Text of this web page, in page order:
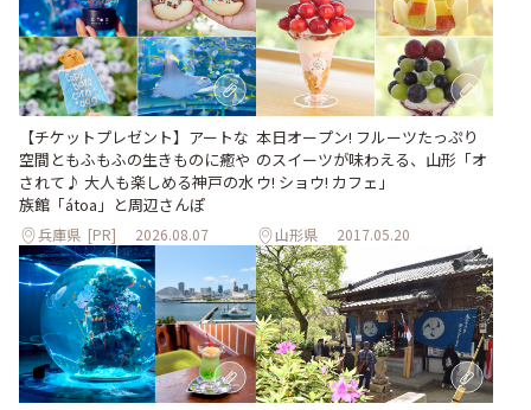
【チケットプレゼント】アートな
空間ともふもふの生きものに癒や
されて♪ 大人も楽しめる神戸の水
族館「átoa」と周辺さんぽ
兵庫県 [PR] 2026.08.07
本日オープン! フルーツたっぷり
のスイーツが味わえる、山形「オ
ウ! ショウ! カフェ」
山形県 2017.05.20